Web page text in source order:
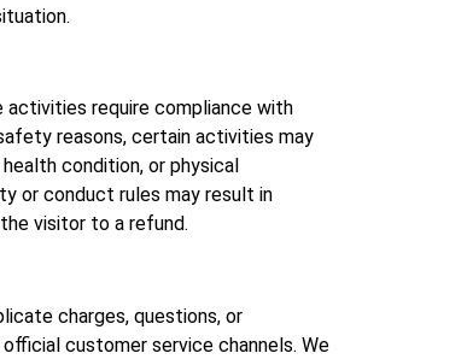
activities require compliance with
reasons, certain activities may
condition, or physical
or conduct rules may result in
visitor to a refund.
charges, questions, or
customer service channels. We